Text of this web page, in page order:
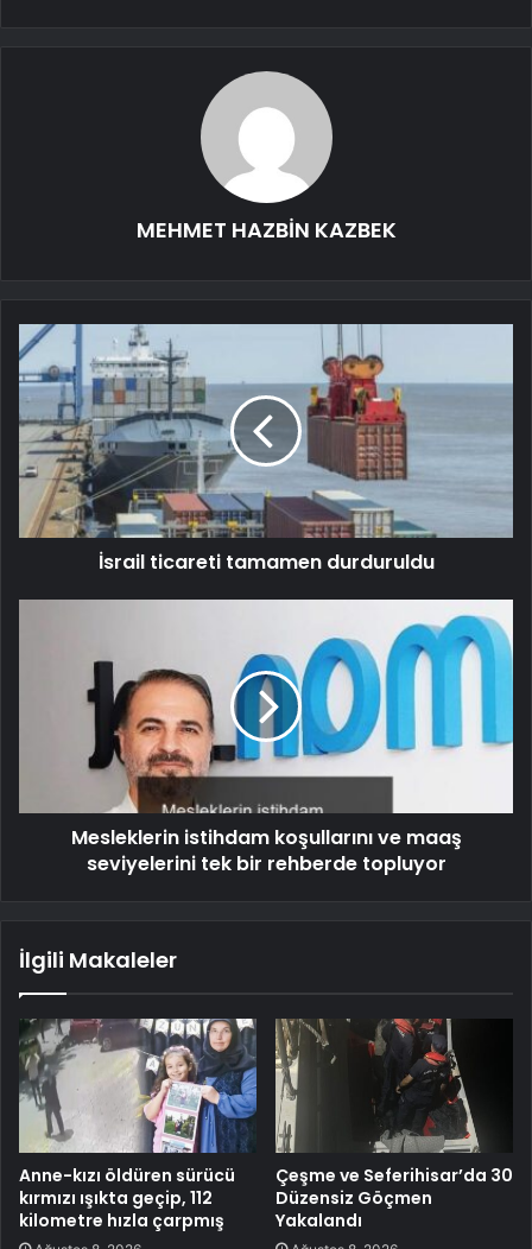
MEHMET HAZBİN KAZBEK
İsrail ticareti tamamen durduruldu
Mesleklerin istihdam koşullarını ve maaş
seviyelerini tek bir rehberde topluyor
İlgili Makaleler
Anne-kızı öldüren sürücü
kırmızı ışıkta geçip, 112
kilometre hızla çarpmış
Çeşme ve Seferihisar’da 30
Düzensiz Göçmen
Yakalandı